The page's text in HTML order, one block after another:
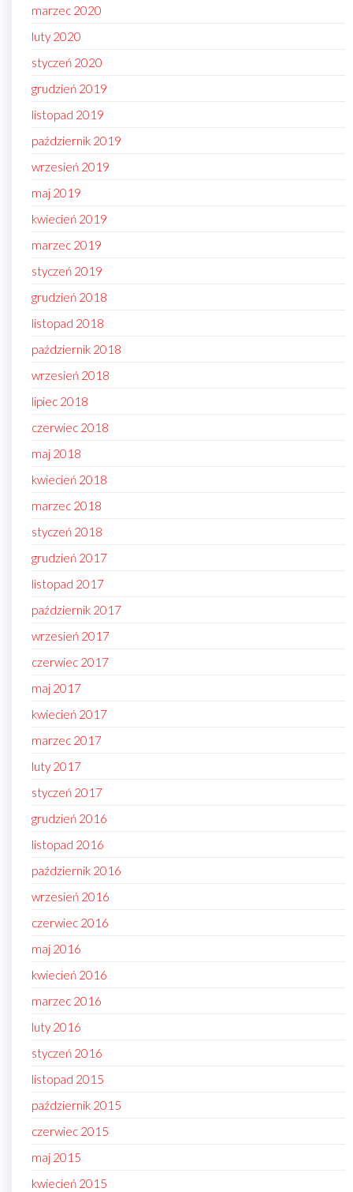
marzec 2020
luty 2020
styczeń 2020
grudzień 2019
listopad 2019
październik 2019
wrzesień 2019
maj 2019
kwiecień 2019
marzec 2019
styczeń 2019
grudzień 2018
listopad 2018
październik 2018
wrzesień 2018
lipiec 2018
czerwiec 2018
maj 2018
kwiecień 2018
marzec 2018
styczeń 2018
grudzień 2017
listopad 2017
październik 2017
wrzesień 2017
czerwiec 2017
maj 2017
kwiecień 2017
marzec 2017
luty 2017
styczeń 2017
grudzień 2016
listopad 2016
październik 2016
wrzesień 2016
czerwiec 2016
maj 2016
kwiecień 2016
marzec 2016
luty 2016
styczeń 2016
listopad 2015
październik 2015
czerwiec 2015
maj 2015
kwiecień 2015